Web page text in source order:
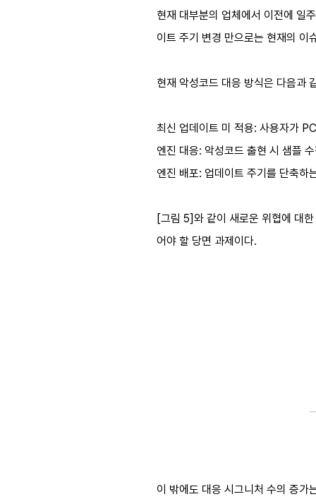
현재 대부분의 업체에서 이전에 일
이트 주기 변경 만으로는 현재의 이
현재 악성코드 대응 방식은 다음과
최신 업데이트 미 적용: 사용자가
엔진 대응: 악성코드 출현 시 샘플
엔진 배포: 업데이트 주기를 단축하
[그림 5]와 같이 새로운 위협에 대
어야 할 당면 과제이다.
이 밖에도 대응 시그니처 수의 증가